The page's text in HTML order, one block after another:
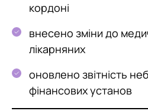
кордоні
внесено зміни до
лікарняних
оновлено звітність
фінансових установ